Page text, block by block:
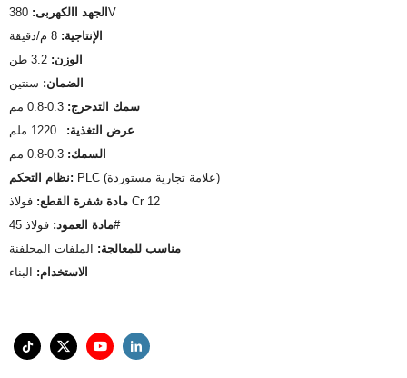
الجهد االكهربى: 380V
الإنتاجية:
الوزن:
الضمان: سنتين
سمك التدحرج:
عرض التغذية:
السمك:
نظام التحكم:
PLC (علامة تجارية مستوردة)
مادة شفرة القطع: فولاذ Cr 12
مادة العمود:فولاذ 45#
مناسب للمعالجة: الملفات المجلفنة
الاستخدام: البناء